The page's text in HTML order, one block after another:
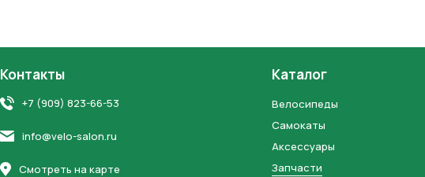
Контакты
+7 (909) 823-66-53
info@velo-salon.ru
Смотреть на карте
Каталог
Велосипеды
Самокаты
Аксессуары
Запчасти